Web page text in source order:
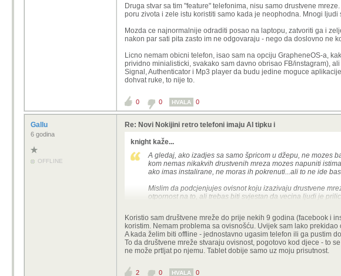
Druga stvar sa tim "feature" telefonima, nisu samo drustvene
poru zivota i zele istu koristiti samo kada je neophodna. Mnogi
Mozda ce najnormalnije odraditi posao na laptopu, zatvoriti ga i
nakon par sati pita zasto im ne odgovaraju - nego da doslovno ne
Licno nemam obicni telefon, isao sam na opciju GrapheneOS-a,
prividno minialisticki, svakako sam davno obrisao FB/instagram),
Signal, Authenticator i Mp3 player da budu jedine moguce
dohvat ruke, to nije to.
0 0 HVALA 0
Gallu
6 godina
OFFLINE
Re: Novi Nokijini retro telefoni imaju AI tipku i
knight kaže...
A gledaj, ako izadjes sa samo špricom u džepu, ne mozes
kom nemas nikakvih drustvenih mreza mozes napuniti
ako imas instalirane, ne moras ih pokrenuti...ali to ne ide
Mislim da podcjenjujes ovisnot koju izazivaju drustvene
otpornost na to, ali trebas biti svjestan da vecina ljudi je
Problem vise s mrezama je, sto za razliku od heroina za
ideju neceg pozitivnog, neceg sto spaja ljude, olaksava
ubaci u sok a da i ne znas).
I rekoh, nisu mreze same po sebi takve, nego su
vise zadrzali paznju i stvorili ovisnost.
u svaku poru zivota i zele istu koristiti samo kada je
Koristio sam društvene mreže do prije nekih 9 godina (facebook i
koristim. Nemam problema sa ovisnošću. Uvijek sam lako
A kada želim biti offline - jednostavno ugasim telefon ili ga pustim
To da društvene mreže stvaraju ovisnost, pogotovo kod djece - to
ne može prtljat po njemu. Tablet dobije samo uz moju prisutnost.
2 0 HVALA 0